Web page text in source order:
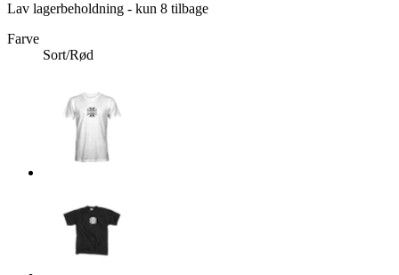
Lav lagerbeholdning - kun 8 tilbage
Farve
Sort/Rød